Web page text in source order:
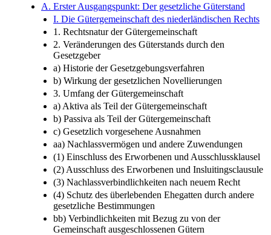
A. Erster Ausgangspunkt: Der gesetzliche Güterstand
I. Die Gütergemeinschaft des niederländischen Rechts
1. Rechtsnatur der Gütergemeinschaft
2. Veränderungen des Güterstands durch den
Gesetzgeber
a) Historie der Gesetzgebungsverfahren
b) Wirkung der gesetzlichen Novellierungen
3. Umfang der Gütergemeinschaft
a) Aktiva als Teil der Gütergemeinschaft
b) Passiva als Teil der Gütergemeinschaft
c) Gesetzlich vorgesehene Ausnahmen
aa) Nachlassvermögen und andere Zuwendungen
(1) Einschluss des Erworbenen und Ausschlussklausel
(2) Ausschluss des Erworbenen und Insluitingsclausule
(3) Nachlassverbindlichkeiten nach neuem Recht
(4) Schutz des überlebenden Ehegatten durch andere
gesetzliche Bestimmungen
bb) Verbindlichkeiten mit Bezug zu von der
Gemeinschaft ausgeschlossenen Gütern